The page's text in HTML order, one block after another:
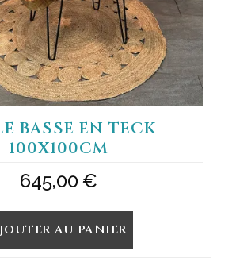
BASSE EN TECK
100X100CM
645,00€
AU PANIER